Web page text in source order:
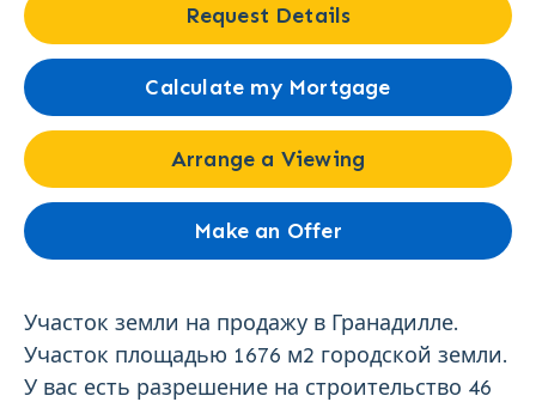
Request Details
Calculate my Mortgage
Arrange a Viewing
Make an Offer
Участок земли на продажу в Гранадилле.
Участок площадью 1676 м2 городской земли.
У вас есть разрешение на строительство 46